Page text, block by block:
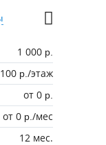
1 000 р.
р./этаж
от 0 р.
от 0 р./мес
12 мес.